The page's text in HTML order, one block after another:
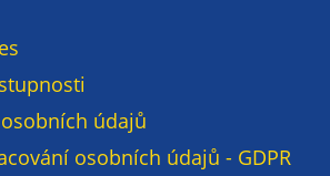
údajů
osobních údajů - GDPR
mohli zobrazit
vhodné obsahy